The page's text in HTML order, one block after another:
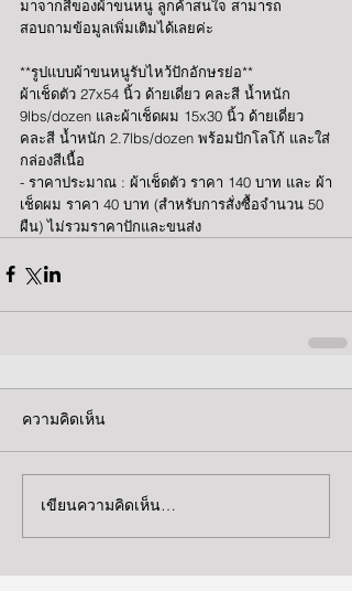
มาจากสีของผ้าขนหนู ลูกค้าสนใจ สามารถ
สอบถามข้อมูลเพิ่มเติมได้เลยค่ะ
**รูปแบบผ้าขนหนูรับไหว้ปักอักษรย่อ**
ผ้าเช็ดตัว 27x54 นิ้ว ด้ายเดี่ยว คละสี น้ำหนัก
9lbs/dozen และผ้าเช็ดผม 15x30 นิ้ว ด้ายเดี่ยว
คละสี น้ำหนัก 2.7lbs/dozen พร้อมปักโลโก้ และใส่
กล่องสีเนื้อ
- ราคาประมาณ : ผ้าเช็ดตัว ราคา 140 บาท และ ผ้า
เช็ดผม ราคา 40 บาท (สำหรับการสั่งซื้อจำนวน 50
ผืน) ไม่รวมราคาปักและขนส่ง
ความคิดเห็น
เขียนความคิดเห็น…